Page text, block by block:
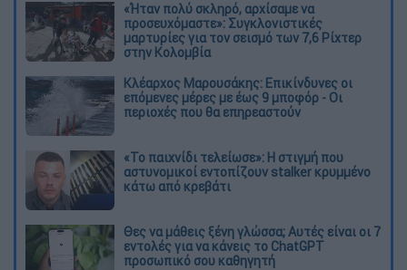
«Ήταν πολύ σκληρό, αρχίσαμε να
προσευχόμαστε»: Συγκλονιστικές
μαρτυρίες για τον σεισμό των 7,6 Ρίχτερ
στην Κολομβία
Κλέαρχος Μαρουσάκης: Επικίνδυνες οι
επόμενες μέρες με έως 9 μποφόρ - Οι
περιοχές που θα επηρεαστούν
«Το παιχνίδι τελείωσε»: Η στιγμή που
αστυνομικοί εντοπίζουν stalker κρυμμένο
κάτω από κρεβάτι
Θες να μάθεις ξένη γλώσσα; Αυτές είναι οι 7
εντολές για να κάνεις το ChatGPT
προσωπικό σου καθηγητή